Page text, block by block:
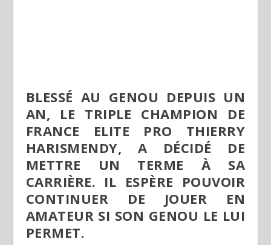
BLESSÉ AU GENOU DEPUIS UN
AN, LE TRIPLE CHAMPION DE
FRANCE ELITE PRO THIERRY
HARISMENDY, A DÉCIDÉ DE
METTRE UN TERME À SA
CARRIÈRE. IL ESPÈRE POUVOIR
CONTINUER DE JOUER EN
AMATEUR SI SON GENOU LE LUI
PERMET.